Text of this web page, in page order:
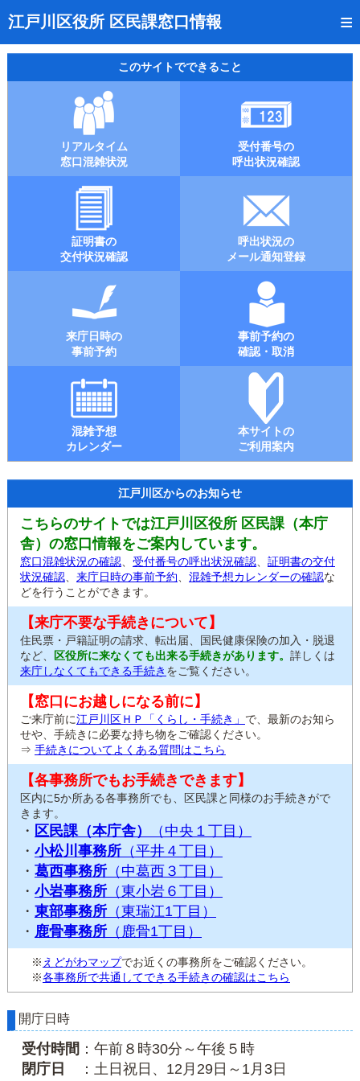
江戸川区役所 区民課窓口情報
トップページ
リアルタイム窓口混雑状況
受付番号の呼出状況確認
証明書の交付状況確認
呼出状況のメール通知登録
来庁日時の事前予約
事前予約の確認・取消
混雑予想カレンダー
本サイトのご利用案内
このサイトでできること
リアルタイム
窓口混雑状況
受付番号の
呼出状況確認
証明書の
交付状況確認
呼出状況の
メール通知登録
来庁日時の
事前予約
事前予約の
確認・取消
混雑予想
カレンダー
本サイトの
ご利用案内
江戸川区からのお知らせ
こちらのサイトでは江戸川区役所 区民課（本庁
舎）の窓口情報をご案内しています。
窓口混雑状況の確認 受付番号の呼出状況確認
証明書の交付
状況確認
来庁日時の事前予約 混雑予想カレンダーの確認な
どを行うことができます。
【来庁不要な手続きについて】
住民票・戸籍証明の請求、転出届、国民健康保険の加入・脱退
など、
区役所に来なくても出来る手続きがあります。 詳しくは
来庁しなくてもできる手続き をご覧ください。
【窓口にお越しになる前に】
ご来庁前に江戸川区ＨＰ「くらし・手続き」 で、最新のお知ら
せや、手続きに必要な持ち物をご確認ください。
⇒ 手続きについてよくある質問はこちら
【各事務所でもお手続きできます】
区内に5か所ある各事務所でも、区民課と同様のお手続きがで
きます。
・ 区民課（本庁舎）
（中央１丁目）
・ 小松川事務所 （平井４丁目）
・ 葛西事務所 （中葛西３丁目）
・ 小岩事務所 （東小岩６丁目）
・ 東部事務所 （東瑞江1丁目）
・ 鹿骨事務所 （鹿骨1丁目）
※ えどがわマップでお近くの事務所をご確認ください。
※各事務所で共通してできる手続きの確認はこちら
開庁日時
受付時間 ：午前８時30分～午後５時
閉庁日
：土日祝日、12月29日～1月3日